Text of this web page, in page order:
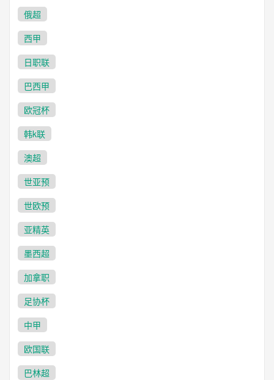
俄超
西甲
日职联
巴西甲
欧冠杯
韩k联
澳超
世亚预
世欧预
亚精英
墨西超
加拿职
足协杯
中甲
欧国联
巴林超